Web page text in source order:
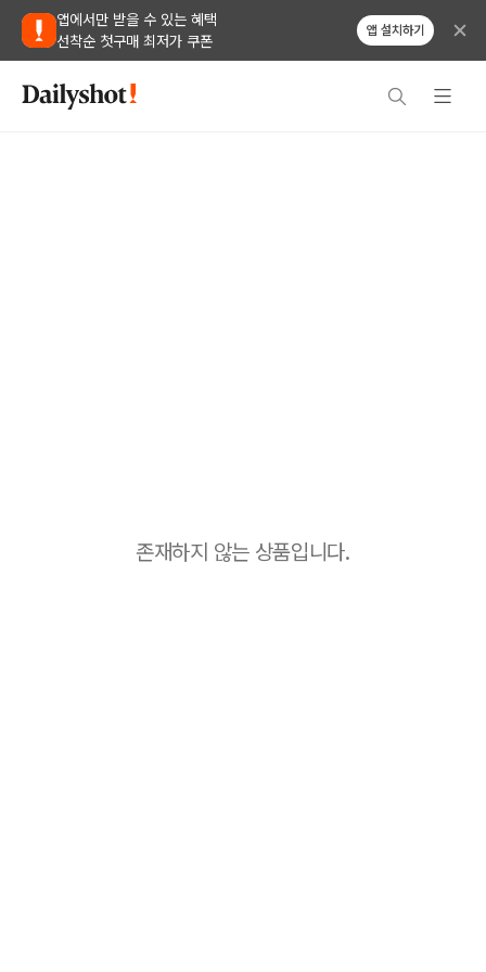
앱에서만 받을 수 있는 혜택
선착순 첫구매 최저가 쿠폰
앱 설치하기
존재하지 않는 상품입니다.